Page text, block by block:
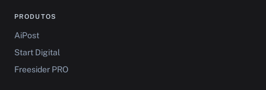
PRODUTOS
AiPost
Start Digital
Freesider PRO